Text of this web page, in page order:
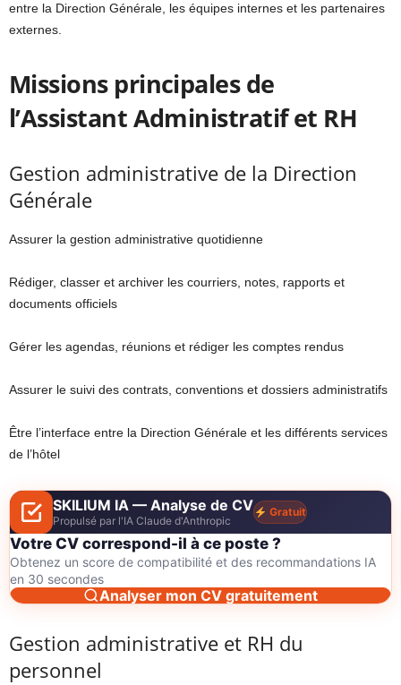
entre la Direction Générale, les équipes internes et les partenaires
externes.
Missions principales de
l’Assistant Administratif et RH
Gestion administrative de la Direction
Générale
Assurer la gestion administrative quotidienne
Rédiger, classer et archiver les courriers, notes, rapports et
documents officiels
Gérer les agendas, réunions et rédiger les comptes rendus
Assurer le suivi des contrats, conventions et dossiers administratifs
Être l’interface entre la Direction Générale et les différents services
de l’hôtel
SKILIUM IA — Analyse de CV
Propulsé par l'IA Claude d'Anthropic
Gratuit
Votre CV correspond-il à ce poste ?
Obtenez un score de compatibilité et des recommandations IA
en 30 secondes
Analyser mon CV gratuitement
Gestion administrative et RH du
personnel